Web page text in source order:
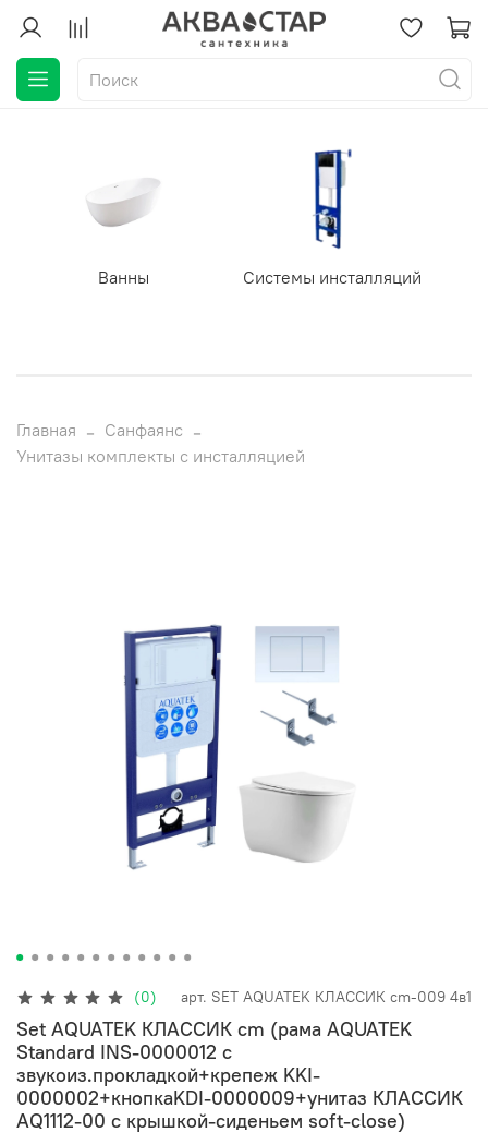
Ванны Системы инсталляций
Главная
Санфаянс
Унитазы комплекты с инсталляцией
(0) арт. SET AQUATEK КЛАССИК cm-009 4в1
Set AQUATEK КЛАССИК cm (рама AQUATEK
Standard INS-0000012 с
звукоиз.прокладкой+крепеж KKI-
0000002+кнопкаKDI-0000009+унитаз КЛАССИК
AQ1112-00 с крышкой-сиденьем soft-close)